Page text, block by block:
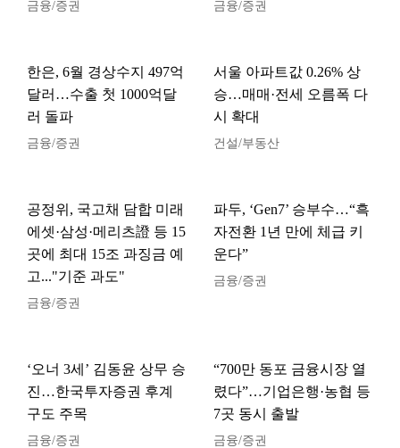
금융/증권 금융/증권
한은, 6월 경상수지 497억
달러…수출 첫 1000억달
러 돌파
금융/증권
서울 아파트값 0.26% 상
승…매매·전세 오름폭 다
시 확대
건설/부동산
공정위, 국고채 담합 미래
에셋·삼성·메리츠證 등 15
곳에 최대 15조 과징금 예
고..."기준 과도"
금융/증권
파두, ‘Gen7’ 승부수…“흑
자전환 1년 만에 체급 키
운다”
금융/증권
‘오너 3세’ 김동윤 상무 승
진…한국투자증권 후계
구도 주목
금융/증권
“700만 동포 금융시장 열
렸다”…기업은행·농협 등
7곳 동시 출발
금융/증권